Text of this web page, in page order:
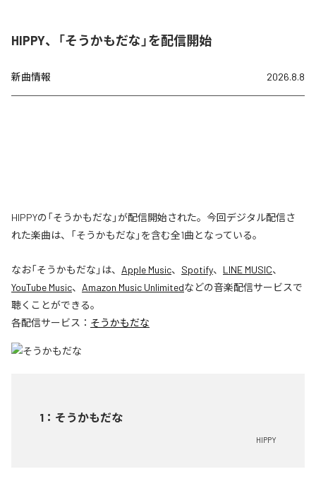
HIPPY、「そうかもだな」を配信開始
新曲情報 2026.8.8
HIPPYの「そうかもだな」が配信開始された。今回デジタル配信さ
れた楽曲は、「そうかもだな」を含む全1曲となっている。
なお「そうかもだな 」は、 Apple Music、 Spotify、 LINE MUSIC、
YouTube Music、 Amazon Music Unlimitedなどの音楽配信サービスで
聴くことができる。
各配信サービス： そうかもだな
1 ： そうかもだな
HIPPY